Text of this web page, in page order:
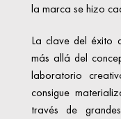
la marca se hizo
La clave del éxito
más allá del
laboratorio
consigue
través de